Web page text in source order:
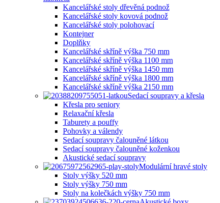
Kancelářské stoly dřevěná podnož
Kancelářské stoly kovová podnož
Kancelářské stoly polohovací
Kontejner
Doplňky
Kancelářské skříně výška 750 mm
Kancelářské skříně výška 1100 mm
Kancelářské skříně výška 1450 mm
Kancelářské skříně výška 1800 mm
Kancelářské skříně výška 2150 mm
Sedací soupravy a křesla
Křesla pro seniory
Relaxační křesla
Taburety a pouffy
Pohovky a válendy
Sedací soupravy čalouněné látkou
Sedací soupravy čalouněné koženkou
Akustické sedací soupravy
Modulární hravé stoly
Stoly výšky 520 mm
Stoly výšky 750 mm
Stoly na kolečkách výšky 750 mm